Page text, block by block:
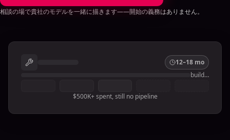
相談の場で貴社のモデルを一緒に描きます——開始の義務はありません。
12–18 mo
build…
$500K+ spent, still no pipeline